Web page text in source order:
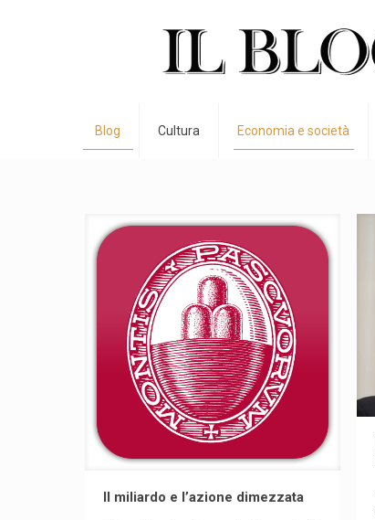
Blog Cultura Economia e società
Il miliardo e l’azione dimezzata